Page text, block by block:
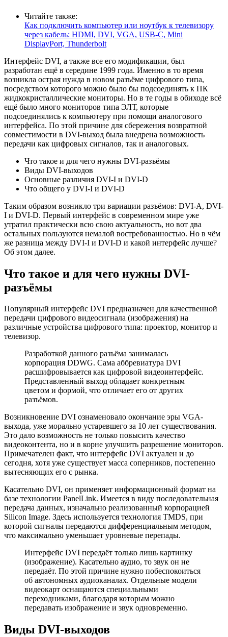
Читайте также:
Как подключить компьютер или ноутбук к телевизору
через кабель: HDMI, DVI, VGA, USB-C, Mini
DisplayPort, Thunderbolt
Интерфейс DVI, а также все его модификации, был
разработан ещё в середине 1999 года. Именно в то время
возникла острая нужда в новом разъёме цифрового типа,
посредством которого можно было бы подсоединять к ПК
жидкокристаллические мониторы. Но в те годы в обиходе всё
ещё было много мониторов типа ЭЛТ, которые
подсоединялись к компьютеру при помощи аналогового
интерфейса. По этой причине для сбережения возвратной
совместимости в DVI-выход была внедрена возможность
передачи как цифровых сигналов, так и аналоговых.
Что такое и для чего нужны DVI-разъёмы
Виды DVI-выходов
Основные различия DVI-I и DVI-D
Что общего у DVI-I и DVI-D
Таким образом возникло три вариации разъёмов: DVI-A, DVI-
I и DVI-D. Первый интерфейс в современном мире уже
утратил практически всю свою актуальность, но вот два
остальных пользуются немалой востребованностью. Но в чём
же разница между DVI-I и DVI-D и какой интерфейс лучше?
Об этом далее.
Что такое и для чего нужны DVI-
разъёмы
Популярный интерфейс DVI предназначен для качественной
передачи цифрового видеосигнала (изображения) на
различные устройства цифрового типа: проектор, монитор и
телевизор.
Разработкой данного разъёма занималась
корпорация DDWG. Сама аббревиатура DVI
расшифровывается как цифровой видеоинтерфейс.
Представленный выход обладает конкретным
цветом и формой, что отличает его от других
разъёмов.
Возникновение DVI ознаменовало окончание эры VGA-
выхода, уже морально устаревшего за 10 лет существования.
Это дало возможность не только повысить качество
видеоконтента, но и в корне улучшить разрешение мониторов.
Примечателен факт, что интерфейс DVI актуален и до
сегодня, хотя уже существует масса соперников, постепенно
вытесняющих его с рынка.
Касательно DVI, он применяет информационный формат на
базе технологии PanelLink. Имеется в виду последовательная
передача данных, изначально реализованный корпорацией
Silicon Image. Здесь используется технология TMDS, при
которой сигналы передаются дифференциальным методом,
что максимально уменьшает уровневые перепады.
Интерфейс DVI передаёт только лишь картинку
(изображение). Касательно аудио, то звук он не
передаёт. По этой причине нужно побеспокоиться
об автономных аудиоканалах. Отдельные модели
видеокарт оснащаются специальными
переходниками, благодаря которым можно
передавать изображение и звук одновременно.
Виды DVI-выходов